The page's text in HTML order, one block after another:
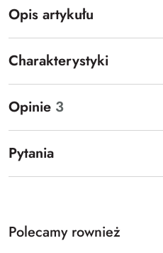
Opis artykułu
Charakterystyki
Opinie 3
Pytania
Polecamy rownież